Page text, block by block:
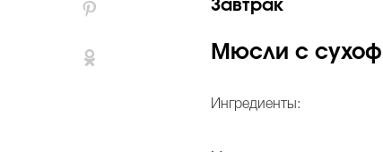
Завтрак
Мюсли с
Ингредиенты: